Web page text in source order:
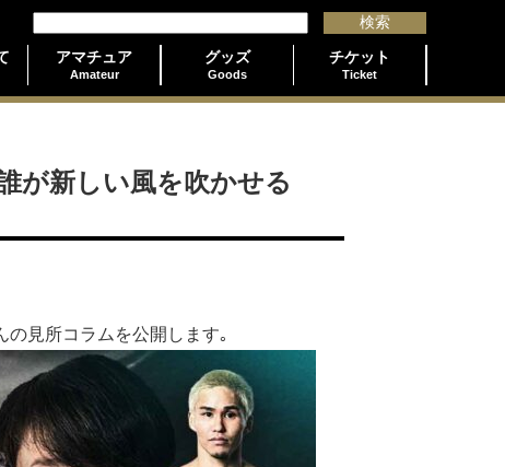
アマチュア
Amateur
グッズ
Goods
チケット
Ticket
が新しい風を吹かせる
見所コラムを公開します｡